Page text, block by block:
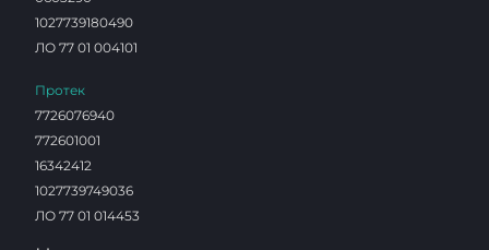
1027739180490
ЛО 77 01 004101
Протек
7726076940
772601001
16342412
1027739749036
ЛО 77 01 014453